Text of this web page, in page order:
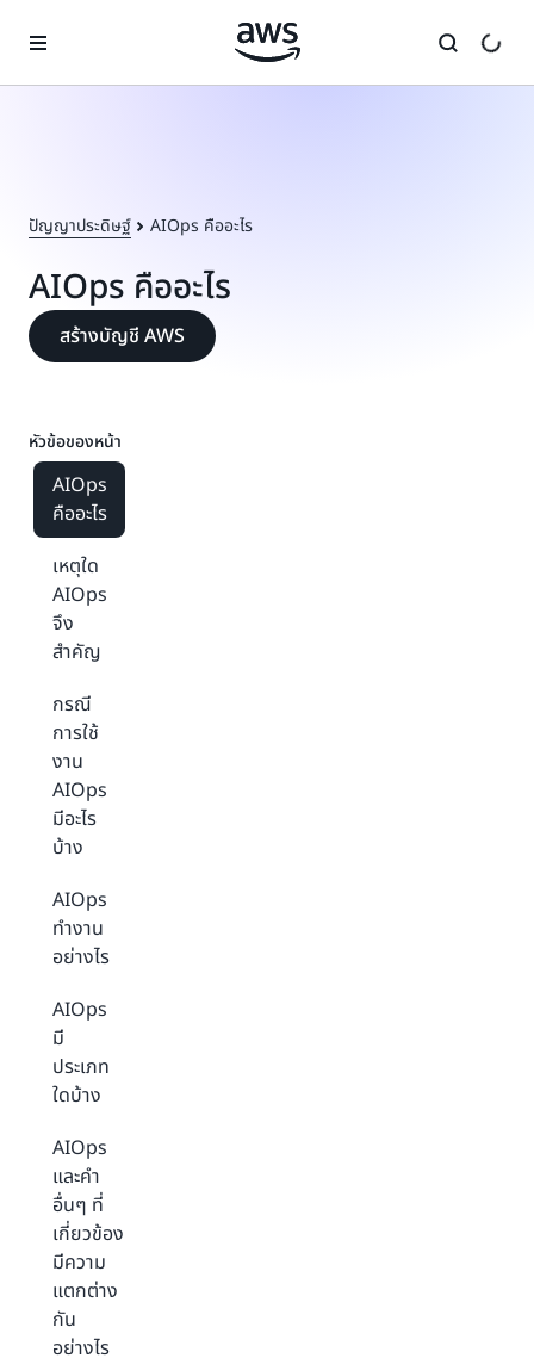
ปัญญาประดิษฐ์ AIOps คืออะไร
AIOps คืออะไร
สร้างบัญชี AWS
หัวข้อของหน้า
AIOps
คืออะไร
เหตุใด
AIOps
จึง
สำคัญ
กรณี
การใช้
งาน
AIOps
มีอะไร
บ้าง
AIOps
ทำงาน
อย่างไร
AIOps
มี
ประเภท
ใดบ้าง
AIOps
และคำ
อื่นๆ ที่
เกี่ยวข้อง
มีความ
แตกต่าง
กัน
อย่างไร